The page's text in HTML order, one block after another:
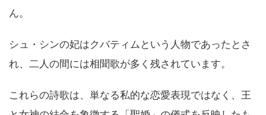
ん。
シュ・シンの妃はクバティムという人物であったとさ
れ、二人の間には相聞歌が多く残されています。
これらの詩歌は、単なる私的な恋愛表現ではなく、王